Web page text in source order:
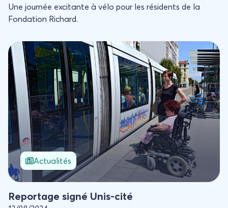
Une journée excitante à vélo pour les résidents de la
Fondation Richard.
Actualités
Reportage signé Unis-cité
Reportage signé Unis-cité